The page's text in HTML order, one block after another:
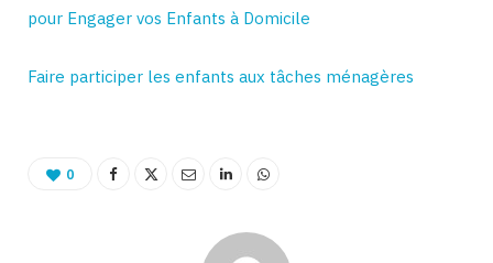
pour Engager vos Enfants à Domicile
Faire participer les enfants aux tâches ménagères
0